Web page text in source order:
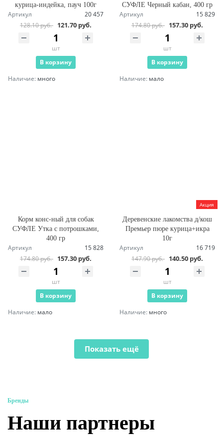
курица-индейка, пауч 100г
Артикул
20 457
128.10 руб. 121.70 руб.
шт
В корзину
Наличие: много
СУФЛЕ Черный кабан, 400 гр
Артикул
15 829
174.80 руб. 157.30 руб.
шт
В корзину
Наличие: мало
Корм конс-ный для собак
СУФЛЕ Утка с потрошками,
400 гр
Артикул
15 828
174.80 руб. 157.30 руб.
шт
В корзину
Наличие: мало
Акция
Деревенские лакомства д/кош
Премьер пюре курица+икра
10г
Артикул
16 719
147.90 руб. 140.50 руб.
шт
В корзину
Наличие: много
Показать ещё
Бренды
Наши партнеры